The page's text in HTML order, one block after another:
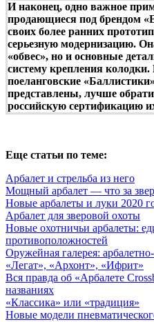
И наконец, одно важное
продающиеся под брендом
своих более ранних
серьезную модернизацию.
«обвес», но и основные
систему крепления
поеланговские
представлены, лучше
российскую сертификацию
Еще статьи по теме:
Арбалет и стрельба из него
Мощный арбалет — что за
Новые арбалеты и луки 2020
Арбалет для зверовой охоты
Новые охотничьи арбалеты:
противоположностей
Оружейная галерея:
«Легат», «Архонт», «Ифрит»
Вся правда об «Арбалете
названиях
«Классика» или «традиция»
Новые модели